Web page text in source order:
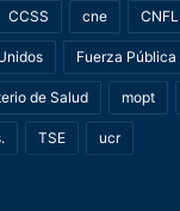
CCSS cne CNFL
Fuerza Pública
de Salud mopt
TSE ucr